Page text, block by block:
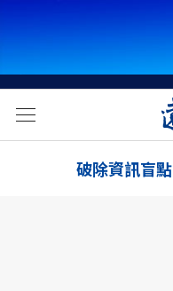
破除資訊盲點